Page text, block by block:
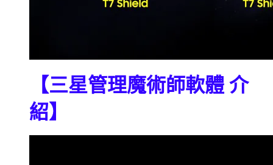
【三星管理魔術師軟體 介
紹】